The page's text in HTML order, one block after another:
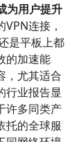
为用户提升
连接，
是平板上都
的加速能
，尤其适合
行业报告显
许多同类产
托的全球服